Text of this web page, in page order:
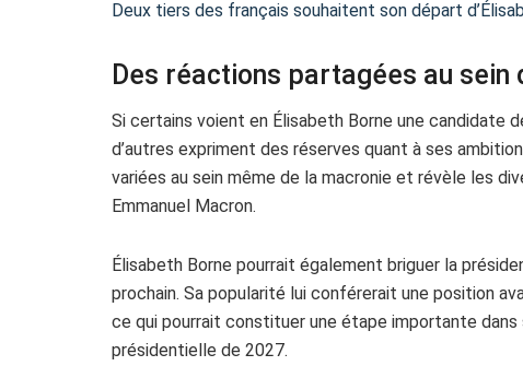
Deux tiers des français souhaitent son départ
Des réactions partagées au sein
Si certains voient en Élisabeth Borne une candidate
d’autres expriment des réserves quant à ses
variées au sein même de la macronie et révèle les
Emmanuel Macron.
Élisabeth Borne pourrait également briguer la
prochain. Sa popularité lui conférerait une position
ce qui pourrait constituer une étape importante
présidentielle de 2027.